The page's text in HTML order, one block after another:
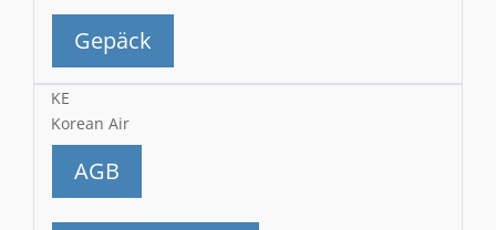
Gepäck
KE
Korean Air
AGB